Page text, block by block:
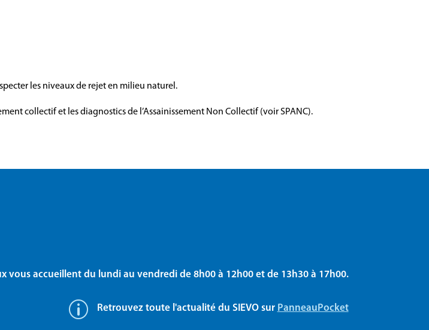
les niveaux de rejet en milieu naturel.
collectif et les diagnostics de l’Assainissement Non Collectif (voir SPANC).
vous accueillent du lundi au vendredi de 8h00 à 12h00 et de 13h30 à 17h00.
p Retrouvez toute l'actualité du SIEVO sur PanneauPocket